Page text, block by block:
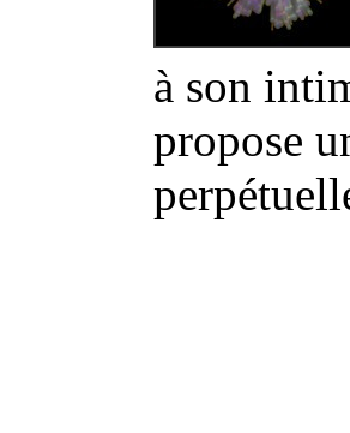
à son
propose